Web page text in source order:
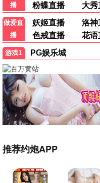
不要忘记我爱你
爱情
热门剧集